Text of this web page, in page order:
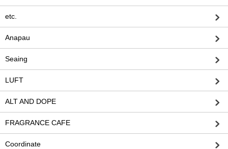
etc.
Anapau
Seaing
LUFT
ALT AND DOPE
FRAGRANCE CAFE
Coordinate